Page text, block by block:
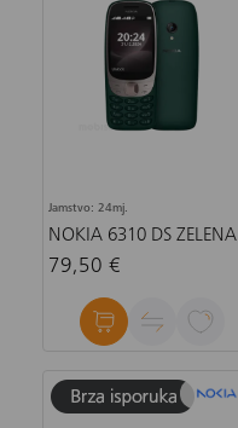
Jamstvo: 24mj.
NOKIA 6310 DS ZELENA
79,50 €